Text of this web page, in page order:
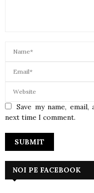
Save my name,
next time I comment.
NOI PE FACEBOOK